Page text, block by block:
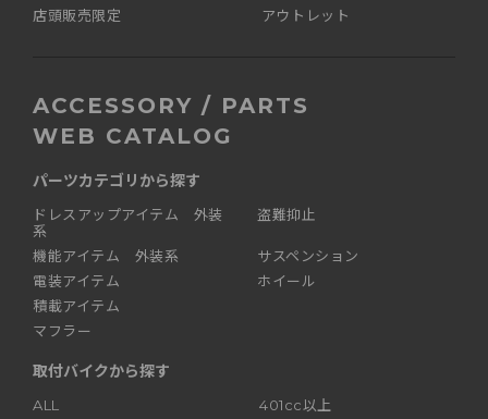
店頭販売限定
アウトレット
ACCESSORY / PARTS
WEB CATALOG
パーツカテゴリから探す
ドレスアップアイテム 外装
系
機能アイテム 外装系
電装アイテム
積載アイテム
マフラー
盗難抑止
サスペンション
ホイール
取付バイクから探す
ALL
401cc以上